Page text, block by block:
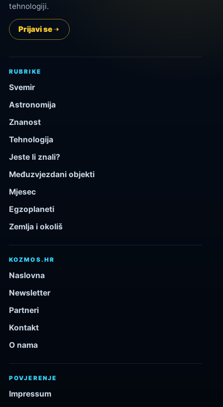
tehnologiji.
Prijavi se
RUBRIKE
Svemir
Astronomija
Znanost
Tehnologija
Jeste li znali?
Međuzvjezdani objekti
Mjesec
Egzoplaneti
Zemlja i okoliš
KOZMOS.HR
Naslovna
Newsletter
Partneri
Kontakt
O nama
POVJERENJE
Impressum